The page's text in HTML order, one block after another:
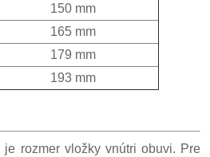
150 mm
165 mm
179 mm
193 mm
je rozmer vložky vnútri obuvi. Pre